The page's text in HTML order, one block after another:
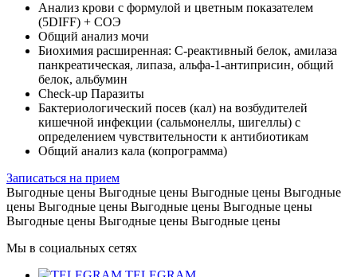
Анализ крови с формулой и цветным показателем
(5DIFF) + СОЭ
Общий анализ мочи
Биохимия расширенная: С-реактивный белок, амилаза
панкреатическая, липаза, альфа-1-антиприсин, общий
белок, альбумин
Check-up Паразиты
Бактериологический посев (кал) на возбудителей
кишечной инфекции (сальмонеллы, шигеллы) с
определением чувствительности к антибиотикам
Общий анализ кала (копрограмма)
Записаться на прием
Выгодные цены Выгодные цены Выгодные цены Выгодные
цены Выгодные цены Выгодные цены Выгодные цены
Выгодные цены Выгодные цены Выгодные цены
Мы в социальных сетях